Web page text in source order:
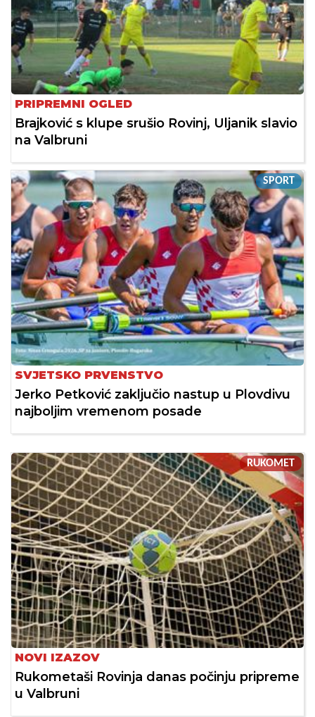
PRIPREMNI OGLED
Brajković s klupe srušio Rovinj, Uljanik slavio
na Valbruni
SPORT
SVJETSKO PRVENSTVO
Jerko Petković zaključio nastup u Plovdivu
najboljim vremenom posade
RUKOMET
NOVI IZAZOV
Rukometaši Rovinja danas počinju pripreme
u Valbruni